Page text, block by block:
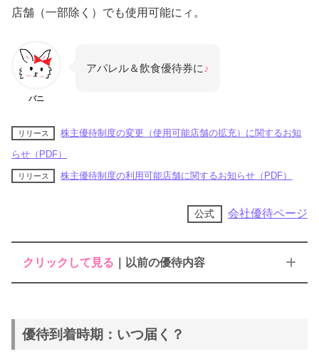
店舗（一部除く）でも使用可能にィ。
バニ
アパレル＆飲食優待券に♪
リリース
株主優待制度の変更（使用可能店舗の拡充）に関するお知
らせ（PDF）
リリース 株主優待制度の利用可能店舗に関するお知らせ（PDF）
公式 会社優待ページ
クリックして見る ｜以前の優待内容
株主優待券｜1枚1,000円
優待到着時期：いつ届く？